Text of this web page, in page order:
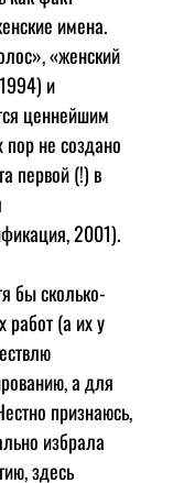
имена.
«женский
и
ценнейшим
пор не создано
первой (!) в
, 2001).
бы сколько-
работ (а их у
а для
признаюсь,
избрала
здесь